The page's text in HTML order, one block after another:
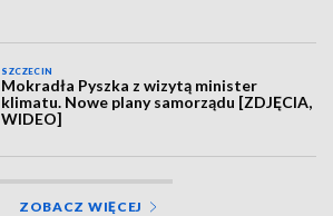
SZCZECIN
Mokradła Pyszka z wizytą minister
klimatu. Nowe plany samorządu [ZDJĘCIA,
WIDEO]
ZOBACZ WIĘCEJ